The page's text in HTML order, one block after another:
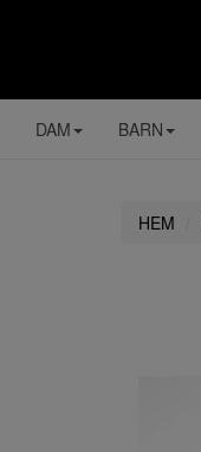
DAM BARN
HEM